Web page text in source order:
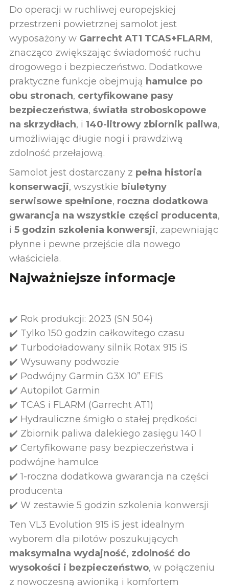
Do operacji w ruchliwej europejskiej
przestrzeni powietrznej samolot jest
wyposażony w Garrecht AT1 TCAS+FLARM,
znacząco zwiększając świadomość ruchu
drogowego i bezpieczeństwo. Dodatkowe
praktyczne funkcje obejmują hamulce po
obu stronach, certyfikowane pasy
bezpieczeństwa, światła stroboskopowe
na skrzydłach, i 140-litrowy zbiornik paliwa,
umożliwiając długie nogi i prawdziwą
zdolność przełajową.
Samolot jest dostarczany z pełna historia
konserwacji, wszystkie biuletyny
serwisowe spełnione, roczna dodatkowa
gwarancja na wszystkie części producenta,
i 5 godzin szkolenia konwersji, zapewniając
płynne i pewne przejście dla nowego
właściciela.
Najważniejsze informacje
✔️ Rok produkcji: 2023 (SN 504)
✔️ Tylko 150 godzin całkowitego czasu
✔️ Turbodoładowany silnik Rotax 915 iS
✔️ Wysuwany podwozie
✔️ Podwójny Garmin G3X 10” EFIS
✔️ Autopilot Garmin
✔️ TCAS i FLARM (Garrecht AT1)
✔️ Hydrauliczne śmigło o stałej prędkości
✔️ Zbiornik paliwa dalekiego zasięgu 140 l
✔️ Certyfikowane pasy bezpieczeństwa i
podwójne hamulce
✔️ 1-roczna dodatkowa gwarancja na części
producenta
✔️ W zestawie 5 godzin szkolenia konwersji
Ten VL3 Evolution 915 iS jest idealnym
wyborem dla pilotów poszukujących
maksymalna wydajność, zdolność do
wysokości i bezpieczeństwo, w połączeniu
z nowoczesną awioniką i komfortem